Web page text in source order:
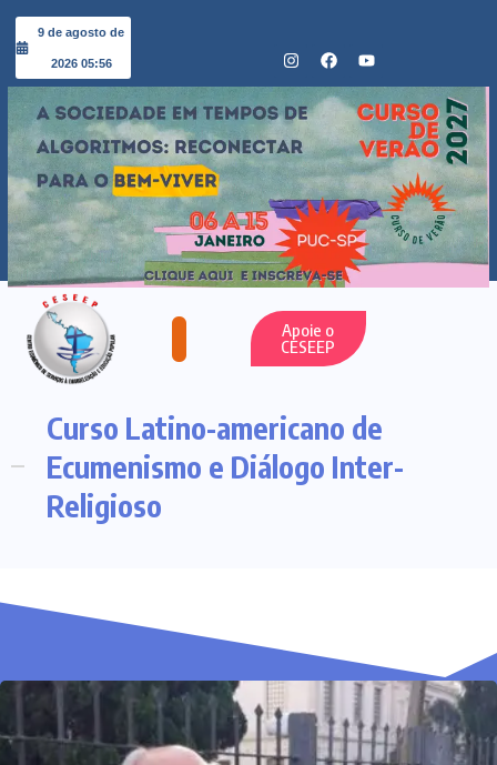
9 de agosto de
2026 05:56
Apoie o
CESEEP
Curso Latino-americano de
Ecumenismo e Diálogo Inter-
Religioso